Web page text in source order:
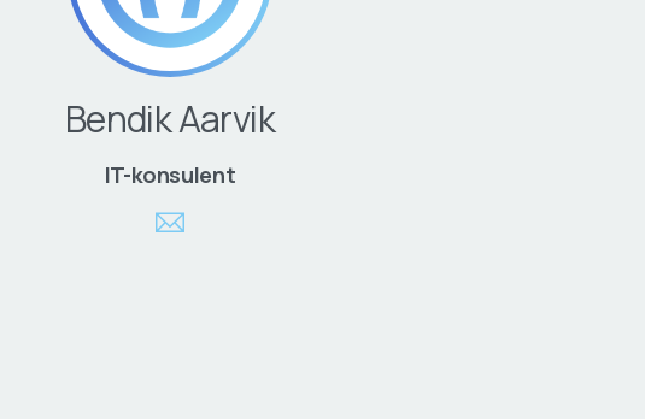
Bendik Aarvik
IT-konsulent